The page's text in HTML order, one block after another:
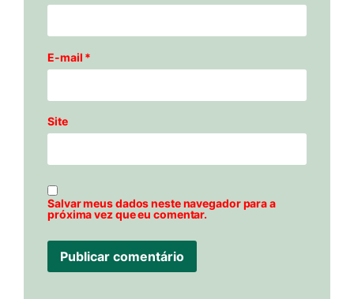
E-mail *
Site
Salvar meus dados neste navegador para a
próxima vez que eu comentar.